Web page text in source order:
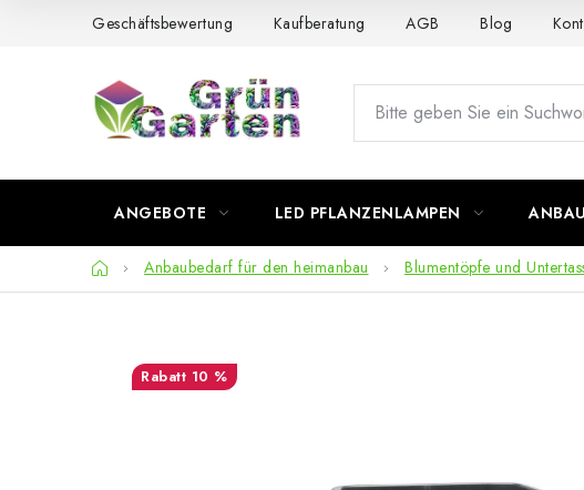
Geschäftsbewertung Kaufberatung AGB Blog
ANGEBOTE LED PFLANZENLAMPEN
StartseiteAnbaubedarf für den heimanbau Blumentöpfe und
10 %